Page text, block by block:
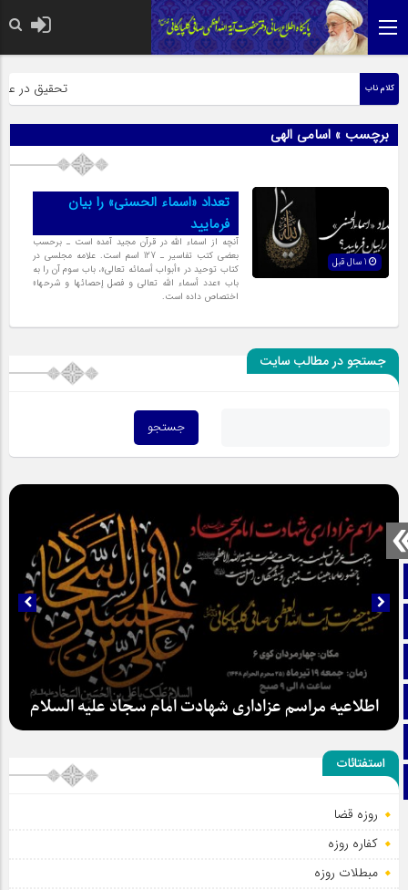
صفحه نخست
تماس با ما
آپارات
تلگرام
کلام ناب تحقیق در
برچسب » اسامی الهی
تعداد «اسماء الحسنى» را بیان
فرمایید
آنچه از اسماء الله در قرآن مجید آمده است ـ برحسب
بعضى کتب تفاسیر ـ 127 اسم است. علامه مجلسى در
کتاب توحید در «أبواب أسمائه تعالى»، باب سوم آن را به
باب «عدد أسماء الله تعالى و فصل إحصائها و شرحها»
اختصاص داده است.
جستجو در مطالب سایت
اطلاعیه مراسم عزاداری شهادت امام سجاد علیه السلام
استفتائات
روزه قضا
کفاره روزه
مبطلات روزه